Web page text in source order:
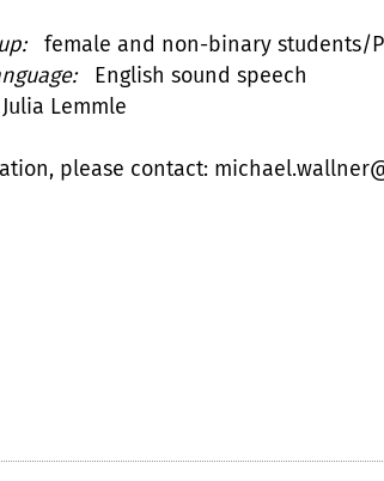
female and non-binary students/
English sound speech
Julia Lemmle
please contact: